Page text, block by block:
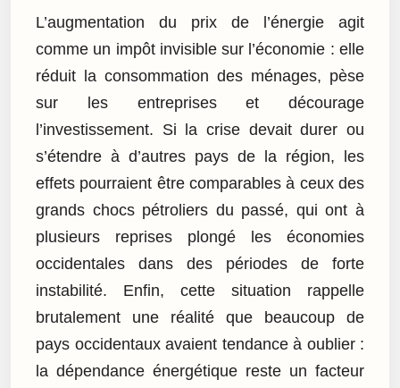
L’augmentation du prix de l’énergie agit
comme un impôt invisible sur l’économie : elle
réduit la consommation des ménages, pèse
sur les entreprises et décourage
l’investissement. Si la crise devait durer ou
s’étendre à d’autres pays de la région, les
effets pourraient être comparables à ceux des
grands chocs pétroliers du passé, qui ont à
plusieurs reprises plongé les économies
occidentales dans des périodes de forte
instabilité. Enfin, cette situation rappelle
brutalement une réalité que beaucoup de
pays occidentaux avaient tendance à oublier :
la dépendance énergétique reste un facteur